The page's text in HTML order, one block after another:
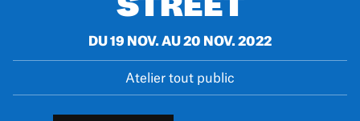
DU 19 NOV. AU 20 NOV. 2022
Atelier tout public